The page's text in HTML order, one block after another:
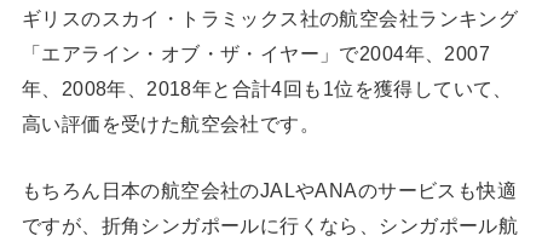
ギリスのスカイ・トラミックス社の航空会社ランキング
「エアライン・オブ・ザ・イヤー」で2004年、2007
年、2008年、2018年と合計4回も1位を獲得していて、
高い評価を受けた航空会社です。
もちろん日本の航空会社のJALやANAのサービスも快適
ですが、折角シンガポールに行くなら、シンガポール航